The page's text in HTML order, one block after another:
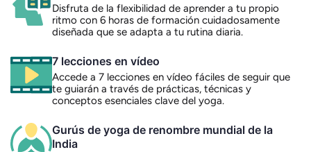
Disfruta de la flexibilidad de aprender a tu propio
ritmo con 6 horas de formación cuidadosamente
diseñada que se adapta a tu rutina diaria.
7 lecciones en vídeo
Accede a 7 lecciones en vídeo fáciles de seguir que
te guiarán a través de prácticas, técnicas y
conceptos esenciales clave del yoga.
Gurús de yoga de renombre mundial de la
India